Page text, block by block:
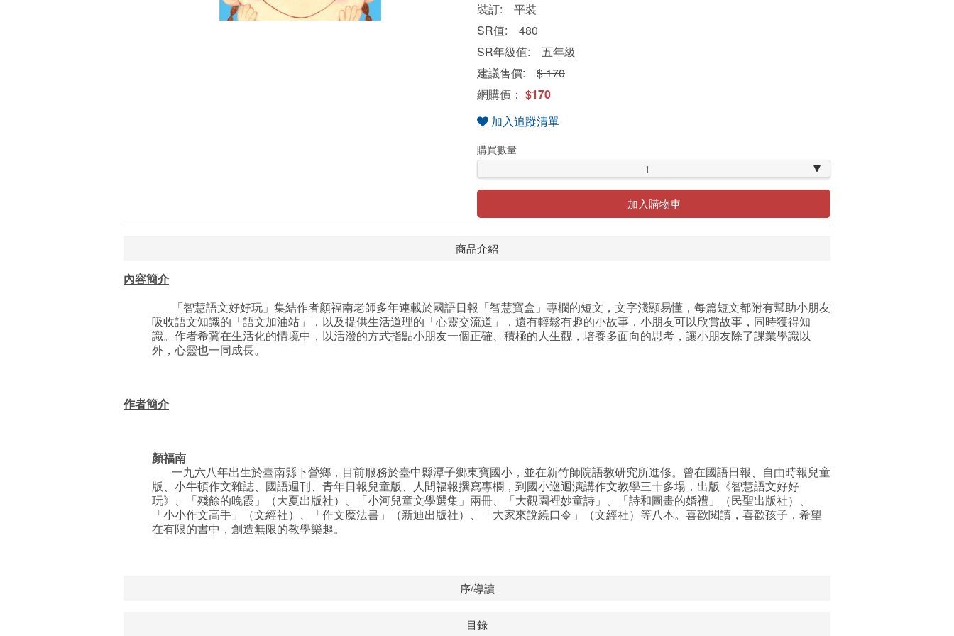
裝訂: 平裝
SR值: 480
SR年級值: 五年級
建議售價: $ 170
網購價： $170
加入追蹤清單
購買數量
1
加入購物車
商品介紹
內容簡介
「智慧語文好好玩」集結作者顏福南老師多年連載於國語日報「智慧寶盒」專欄的短文，文字淺顯易懂，每篇短文都附有幫助小朋友
吸收語文知識的「語文加油站」，以及提供生活道理的「心靈交流道」，還有輕鬆有趣的小故事，小朋友可以欣賞故事，同時獲得知
識。作者希冀在生活化的情境中，以活潑的方式指點小朋友一個正確、積極的人生觀，培養多面向的思考，讓小朋友除了課業學識以
外，心靈也一同成長。
作者簡介
顏福南
一九六八年出生於臺南縣下營鄉，目前服務於臺中縣潭子鄉東寶國小，並在新竹師院語教研究所進修。曾在國語日報、自由時報兒童
版、小牛頓作文雜誌、國語週刊、青年日報兒童版、人間福報撰寫專欄，到國小巡迴演講作文教學三十多場，出版《智慧語文好好
玩》、「殘餘的晚霞」（大夏出版社）、「小河兒童文學選集」兩冊、「大觀園裡妙童詩」、「詩和圖畫的婚禮」（民聖出版社）、
「小小作文高手」（文經社）、「作文魔法書」（新迪出版社）、「大家來說繞口令」（文經社）等八本。喜歡閱讀，喜歡孩子，希望
在有限的書中，創造無限的教學樂趣。
序/導讀
目錄